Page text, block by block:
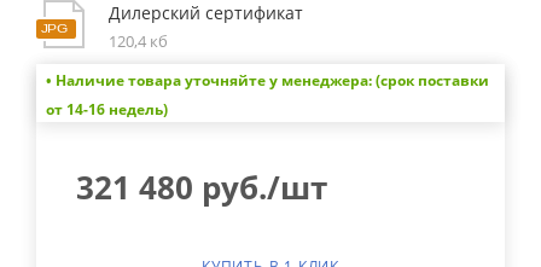
Дилерский сертификат
120,4 кб
• Наличие товара уточняйте у менеджера: (срок поставки
от 14-16 недель)
321 480 руб./шт